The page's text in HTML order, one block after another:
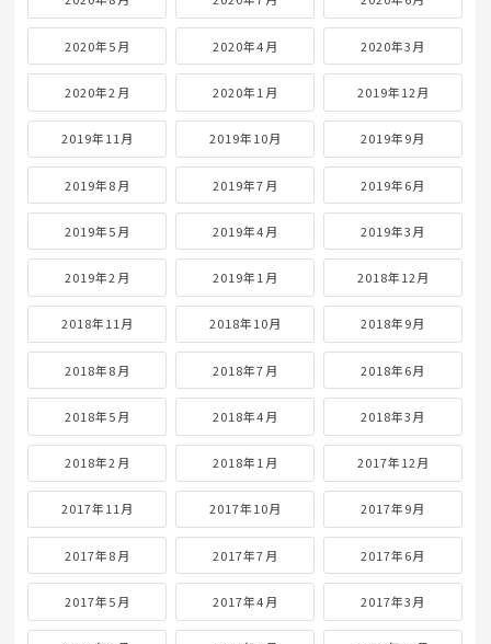
2020年5月 2020年4月 2020年3月
2020年2月 2020年1月 2019年12月
2019年11月 2019年10月 2019年9月
2019年8月 2019年7月 2019年6月
2019年5月 2019年4月 2019年3月
2019年2月 2019年1月 2018年12月
2018年11月 2018年10月 2018年9月
2018年8月 2018年7月 2018年6月
2018年5月 2018年4月 2018年3月
2018年2月 2018年1月 2017年12月
2017年11月 2017年10月 2017年9月
2017年8月 2017年7月 2017年6月
2017年5月 2017年4月 2017年3月